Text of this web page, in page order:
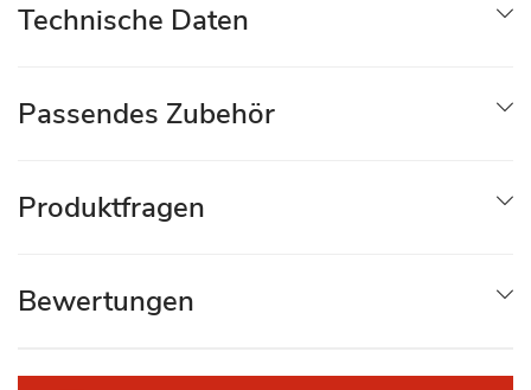
Technische Daten
Passendes Zubehör
Produktfragen
Bewertungen